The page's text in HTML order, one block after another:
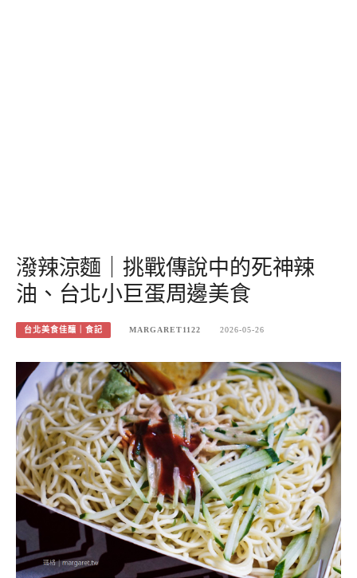
潑辣涼麵｜挑戰傳說中的死神辣
油、台北小巨蛋周邊美食
台北美食佳釀｜食記 MARGARET1122 2026-05-26